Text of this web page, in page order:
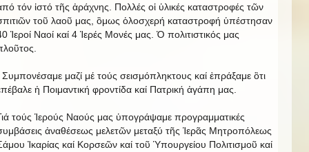
τόν ἰστό τῆς ἀράχνης. Πολλές οἱ ὑλικές καταστροφές τῶν
τοῦ λαοῦ μας, ὃμως ὁλοσχερή καταστροφή ὑπέστησαν
Ἱεροί Ναοί καί 4 Ἱερές Μονές μας. Ὁ πολιτιστικός μας
μαζί μέ τούς σεισμόπληκτους καί ἐπράξαμε ὃτι
ἡ Ποιμαντική φροντίδα καί Πατρική ἀγάπη μας.
τούς Ἱερούς Ναούς μας ὑπογράψαμε προγραμματικές
ἀναθέσεως μελετῶν μεταξύ τῆς Ἱερᾶς Μητροπόλεως
Ἰκαρίας καί Κορσεῶν καί τοῦ Ὑπουργείου Πολιτισμοῦ καί